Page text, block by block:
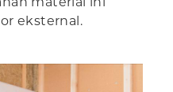
eksternal.